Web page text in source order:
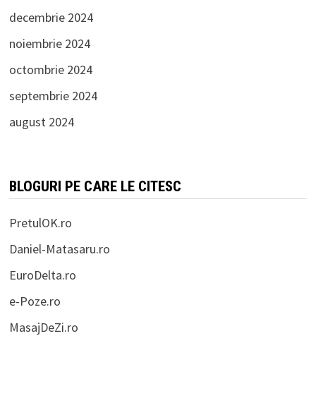
decembrie 2024
noiembrie 2024
octombrie 2024
septembrie 2024
august 2024
BLOGURI PE CARE LE CITESC
PretulOK.ro
Daniel-Matasaru.ro
EuroDelta.ro
e-Poze.ro
MasajDeZi.ro